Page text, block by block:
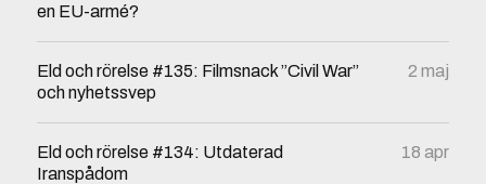
en EU-armé?
Eld och rörelse #135: Filmsnack ”Civil War”
och nyhetssvep
2 maj
Eld och rörelse #134: Utdaterad
Iranspådom
18 apr